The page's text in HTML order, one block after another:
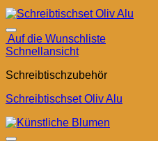
Auf die Wunschliste
Schnellansicht
Schreibtischzubehör
Schreibtischset Oliv Alu